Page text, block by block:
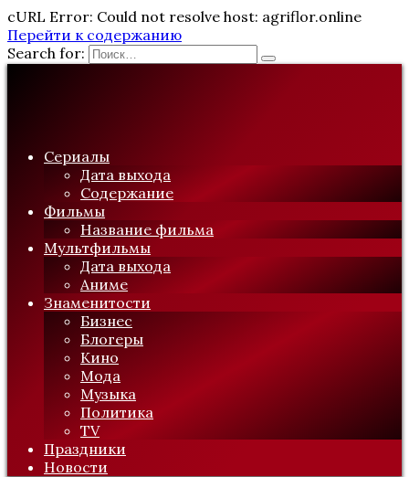
cURL Error: Could not resolve host: agriflor.online
Перейти к содержанию
Search for:
Сериалы
Дата выхода
Содержание
Фильмы
Название фильма
Мультфильмы
Дата выхода
Аниме
Знаменитости
Бизнес
Блогеры
Кино
Мода
Музыка
Политика
TV
Праздники
Новости